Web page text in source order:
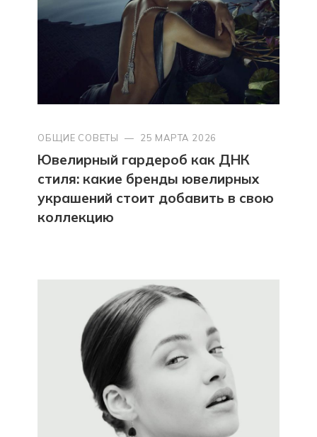
ОБЩИЕ СОВЕТЫ — 25 МАРТА 2026
Ювелирный гардероб как ДНК
стиля: какие бренды ювелирных
украшений стоит добавить в свою
коллекцию